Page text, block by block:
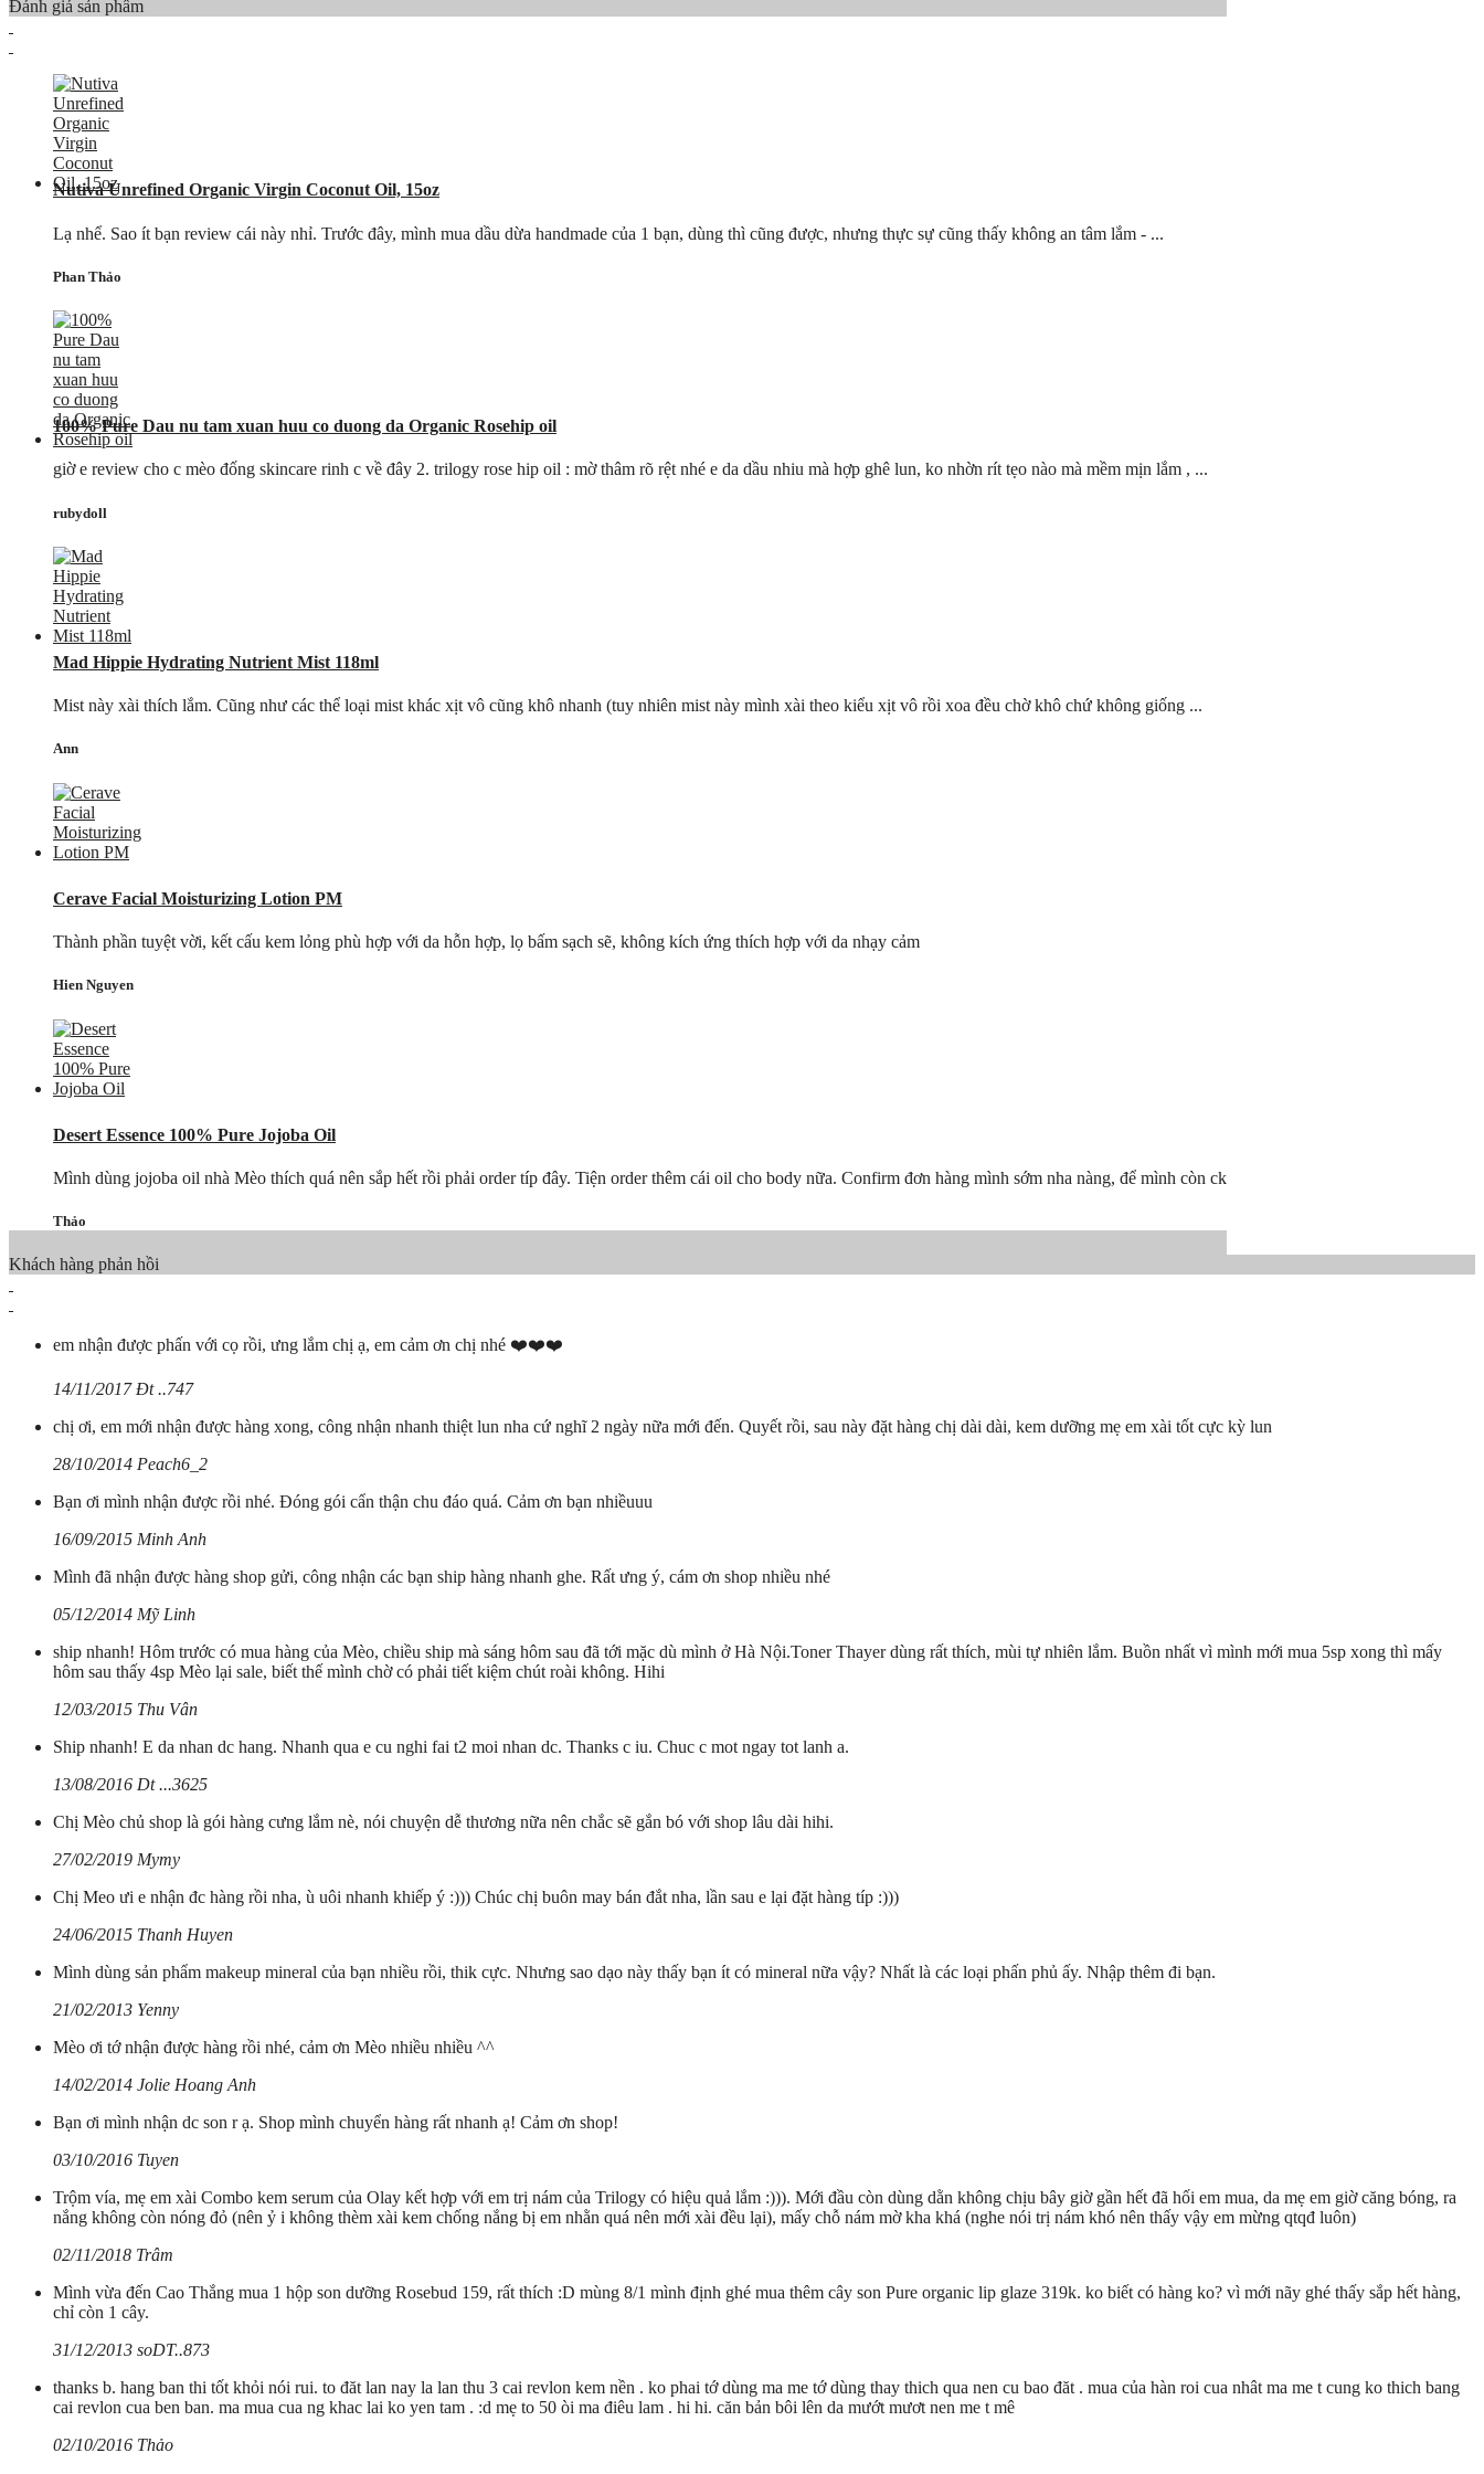
Đánh giá sản phẩm
Nutiva Unrefined Organic Virgin Coconut Oil, 15oz
Lạ nhể. Sao ít bạn review cái này nhỉ. Trước đây, mình mua dầu dừa handmade của 1 bạn, dùng thì cũng được, nhưng thực sự cũng thấy không an tâm lắm - ...
Phan Thảo
100% Pure Dau nu tam xuan huu co duong da Organic Rosehip oil
giờ e review cho c mèo đống skincare rinh c về đây 2. trilogy rose hip oil : mờ thâm rõ rệt nhé e da dầu nhiu mà hợp ghê lun, ko nhờn rít tẹo nào mà mềm mịn lắm , ...
rubydoll
Mad Hippie Hydrating Nutrient Mist 118ml
Mist này xài thích lắm. Cũng như các thể loại mist khác xịt vô cũng khô nhanh (tuy nhiên mist này mình xài theo kiểu xịt vô rồi xoa đều chờ khô chứ không giống ...
Ann
Cerave Facial Moisturizing Lotion PM
Thành phần tuyệt vời, kết cấu kem lỏng phù hợp với da hỗn hợp, lọ bấm sạch sẽ, không kích ứng thích hợp với da nhạy cảm
Hien Nguyen
Desert Essence 100% Pure Jojoba Oil
Mình dùng jojoba oil nhà Mèo thích quá nên sắp hết rồi phải order típ đây. Tiện order thêm cái oil cho body nữa. Confirm đơn hàng mình sớm nha nàng, để mình còn ck
Thảo
Khách hàng phản hồi
em nhận được phấn với cọ rồi, ưng lắm chị ạ, em cảm ơn chị nhé ❤️❤️❤️
14/11/2017 Đt ..747
chị ơi, em mới nhận được hàng xong, công nhận nhanh thiệt lun nha cứ nghĩ 2 ngày nữa mới đến. Quyết rồi, sau này đặt hàng chị dài dài, kem dưỡng mẹ em xài tốt cực kỳ lun
28/10/2014 Peach6_2
Bạn ơi mình nhận được rồi nhé. Đóng gói cẩn thận chu đáo quá. Cảm ơn bạn nhiềuuu
16/09/2015 Minh Anh
Mình đã nhận được hàng shop gửi, công nhận các bạn ship hàng nhanh ghe. Rất ưng ý, cám ơn shop nhiều nhé
05/12/2014 Mỹ Linh
ship nhanh! Hôm trước có mua hàng của Mèo, chiều ship mà sáng hôm sau đã tới mặc dù mình ở Hà Nội.Toner Thayer dùng rất thích, mùi tự nhiên lắm. Buồn nhất vì mình mới mua 5sp xong thì mấy
hôm sau thấy 4sp Mèo lại sale, biết thế mình chờ có phải tiết kiệm chút roài không. Hihi
12/03/2015 Thu Vân
Ship nhanh! E da nhan dc hang. Nhanh qua e cu nghi fai t2 moi nhan dc. Thanks c iu. Chuc c mot ngay tot lanh a.
13/08/2016 Dt ...3625
Chị Mèo chủ shop là gói hàng cưng lắm nè, nói chuyện dễ thương nữa nên chắc sẽ gắn bó với shop lâu dài hihi.
27/02/2019 Mymy
Chị Meo ưi e nhận đc hàng rồi nha, ù uôi nhanh khiếp ý :))) Chúc chị buôn may bán đắt nha, lần sau e lại đặt hàng típ :)))
24/06/2015 Thanh Huyen
Mình dùng sản phẩm makeup mineral của bạn nhiều rồi, thik cực. Nhưng sao dạo này thấy bạn ít có mineral nữa vậy? Nhất là các loại phấn phủ ấy. Nhập thêm đi bạn.
21/02/2013 Yenny
Mèo ơi tớ nhận được hàng rồi nhé, cảm ơn Mèo nhiều nhiều ^^
14/02/2014 Jolie Hoang Anh
Bạn ơi mình nhận dc son r ạ. Shop mình chuyển hàng rất nhanh ạ! Cảm ơn shop!
03/10/2016 Tuyen
Trộm vía, mẹ em xài Combo kem serum của Olay kết hợp với em trị nám của Trilogy có hiệu quả lắm :))). Mới đầu còn dùng dằn không chịu bây giờ gần hết đã hối em mua, da mẹ em giờ căng bóng, ra
nắng không còn nóng đỏ (nên ỷ i không thèm xài kem chống nắng bị em nhằn quá nên mới xài đều lại), mấy chỗ nám mờ kha khá (nghe nói trị nám khó nên thấy vậy em mừng qtqđ luôn)
02/11/2018 Trâm
Mình vừa đến Cao Thắng mua 1 hộp son dưỡng Rosebud 159, rất thích :D mùng 8/1 mình định ghé mua thêm cây son Pure organic lip glaze 319k. ko biết có hàng ko? vì mới nãy ghé thấy sắp hết hàng,
chỉ còn 1 cây.
31/12/2013 soDT..873
thanks b. hang ban thi tốt khỏi nói rui. to đăt lan nay la lan thu 3 cai revlon kem nền . ko phai tớ dùng ma me tớ dùng thay thich qua nen cu bao đăt . mua của hàn roi cua nhât ma me t cung ko thich bang
cai revlon cua ben ban. ma mua cua ng khac lai ko yen tam . :d mẹ to 50 òi ma điêu lam . hi hi. căn bản bôi lên da mướt mươt nen me t mê
02/10/2016 Thảo